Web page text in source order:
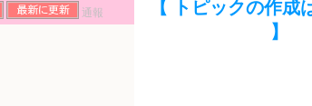
通報
【 トピックの作成
】